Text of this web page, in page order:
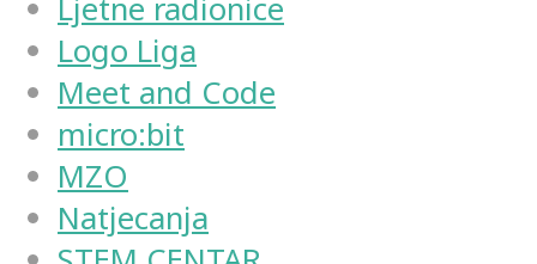
Ljetne radionice
Logo Liga
Meet and Code
micro:bit
MZO
Natjecanja